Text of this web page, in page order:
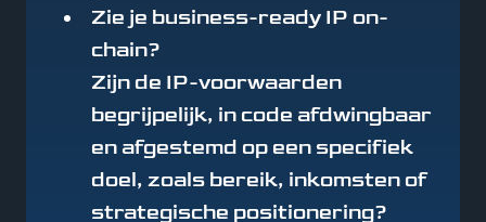
Zie je business-ready IP on-
chain?
Zijn de IP-voorwaarden
begrijpelijk, in code afdwingbaar
en afgestemd op een specifiek
doel, zoals bereik, inkomsten of
strategische positionering?